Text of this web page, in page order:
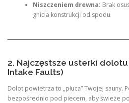
Niszczeniem drewna: Brak
gnicia konstrukcji od spodu.
2. Najczęstsze usterki
Intake Faults)
Dolot powietrza to „płuca” Twojej sauny.
bezpośrednio pod piecem, aby świeże